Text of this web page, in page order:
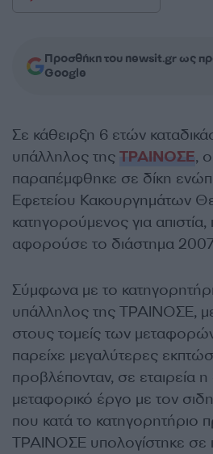
Προσθήκη του newsit.gr ως
Google
Σε κάθειρξη 6 ετών
υπάλληλος της ΤΡΑΙΝΟΣΕ,
παραπέμφθηκε σε δίκη
Εφετείου Κακουργημάτων
κατηγορούμενος για
αφορούσε το διάστημα
Σύμφωνα με το
υπάλληλος της ΤΡΑΙΝΟΣΕ,
στους τομείς των
παρείχε μεγαλύτερες
προβλέπονταν, σε εταιρεία
μεταφορικό έργο με τον
που κατά το κατηγορητήριο
ΤΡΑΙΝΟΣΕ υπολογίστηκε